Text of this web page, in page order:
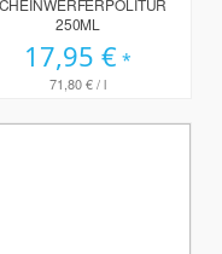
250ML
17,95 €
71,80 €/ l